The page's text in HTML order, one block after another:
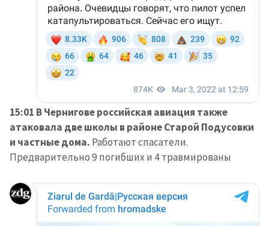
15:01 В Чернигове российская авиация также
атаковала две школы в районе Старой Подусовки
и частные дома. Работают спасатели.
Предварительно 9 погибших и 4 травмированы
КОНТАКТНЫЙ ИСТОЧНИК
Анонимный источник
Имя
Электронная почта
+ Мой email
+ Личный телефон
Я прочитал(а) и согласен(на)
с политикой
конфиденциальности